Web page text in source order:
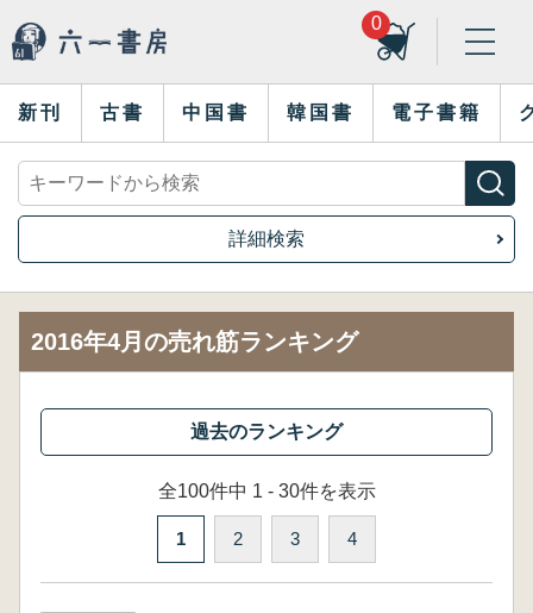
0
新刊 古書 中国書 韓国書 電子書籍
詳細検索
2016年4月の売れ筋ランキング
全100件中 1 - 30件を表示
1 2 3 4